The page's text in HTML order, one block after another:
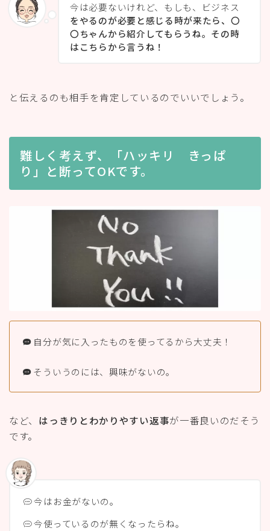
今は必要ないけれど、もしも、ビジネス
をやるのが必要と感じる時が来たら、〇
〇ちゃんから紹介してもらうね。その時
はこちらから言うね！
と伝えるのも相手を肯定しているのでいいでしょう。
難しく考えず、「ハッキリ きっぱ
り」と断ってOKです。
自分が気に入ったものを使ってるから大丈夫！
そういうのには、興味がないの。
など、 はっきりとわかりやすい返事が一番良いのだそう
です。
今はお金がないの。
今使っているのが無くなったらね。